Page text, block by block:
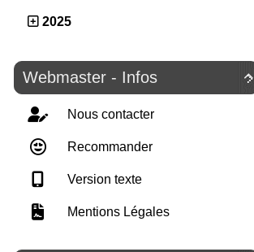
2025

Webmaster - Infos
Nous contacter
Recommander
Version texte
Mentions Légales